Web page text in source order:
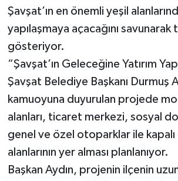
Şavşat’ın en önemli yeşil
yapılaşmaya açacağını savunarak
gösteriyor.
“Şavşat’ın Geleceğine Yatırım
Şavşat Belediye Başkanı Durmuş
kamuoyuna duyurulan projede
alanları, ticaret merkezi, sosyal
genel ve özel otoparklar ile
alanlarının yer alması planlanıyor.
Başkan Aydın, projenin ilçenin